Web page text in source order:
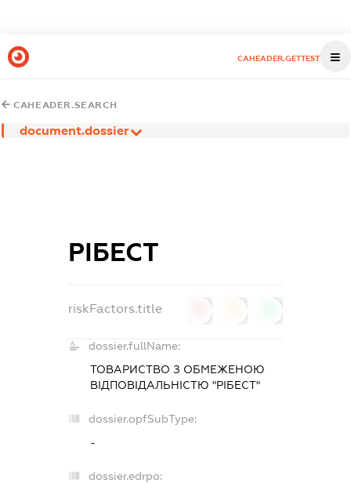
CAHEADER.GETTEST
CAHEADER.SEARCH
document.dossier
РІБЕСТ
riskFactors.title
dossier.fullName:
ТОВАРИСТВО З ОБМЕЖЕНОЮ
ВІДПОВІДАЛЬНІСТЮ "РІБЕСТ"
dossier.opfSubType:
-
dossier.edrpo: